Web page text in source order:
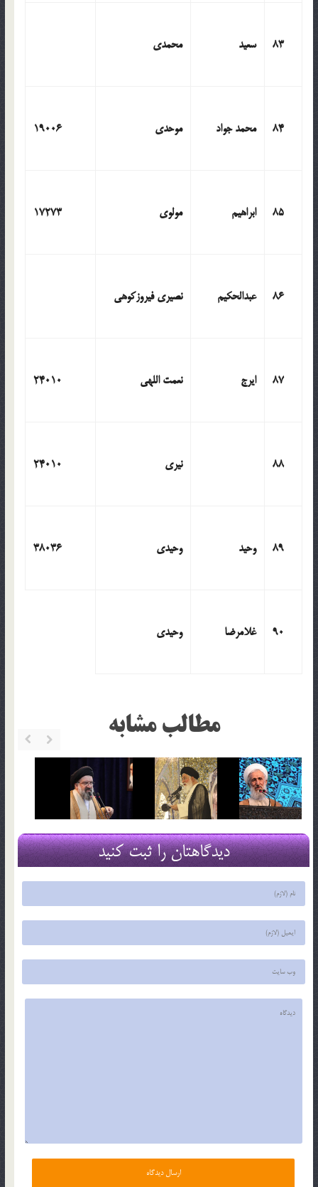
83 سعید محمدی
84 محمد جواد موحدی 19006
85 ابراهیم مولوی 17273
86 عبدالحکیم نصیری فیروزکوهی
87 ایرج نعمت اللهی 24010
88 نیری 24010
89 وحید وحیدی 38036
90 غلامرضا وحیدی
مطالب مشابه
دیدگاهتان را ثبت کنید